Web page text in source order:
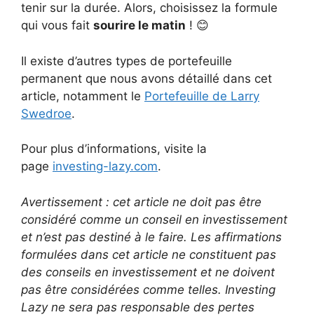
tenir sur la durée. Alors, choisissez la formule
qui vous fait sourire le matin ! 😊
Il existe d’autres types de portefeuille
permanent que nous avons détaillé dans cet
article, notamment le Portefeuille de Larry
Swedroe.
Pour plus d’informations, visite la
page investing-lazy.com.
Avertissement : cet article ne doit pas être
considéré comme un conseil en investissement
et n’est pas destiné à le faire. Les affirmations
formulées dans cet article ne constituent pas
des conseils en investissement et ne doivent
pas être considérées comme telles. Investing
Lazy ne sera pas responsable des pertes